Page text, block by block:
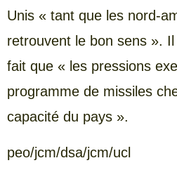
Unis « tant que les nord-
retrouvent le bon sens ».
fait que « les pressions
programme de missiles
capacité du pays ».
peo/jcm/dsa/jcm/ucl